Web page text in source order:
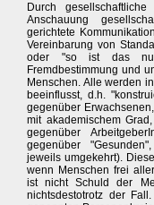
Durch gesellschaftliche
Anschauung
gerichtete
Vereinbarung von
oder "so ist das nun
Fremdbestimmung und
Menschen. Alle werden
beeinflusst, d.h.
gegenüber
mit akademischem
gegenüber
gegenüber
jeweils umgekehrt).
wenn Menschen frei
ist nicht Schuld der
nichtsdestotrotz der